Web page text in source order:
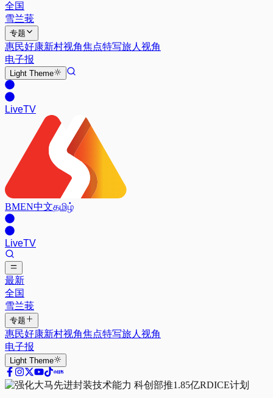
全国
雪兰莪
专题
惠民好康新村视角焦点特写旅人视角
电子报
Light Theme
LiveTV
BMEN中文தமிழ்
LiveTV
最新
全国
雪兰莪
专题
惠民好康新村视角焦点特写旅人视角
电子报
Light Theme